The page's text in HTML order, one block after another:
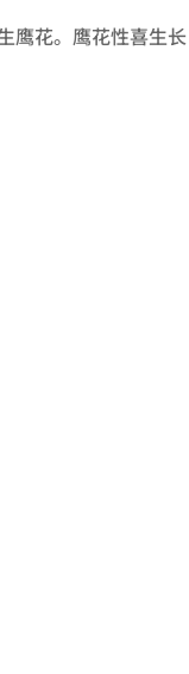
鹰花。鹰花性喜生长